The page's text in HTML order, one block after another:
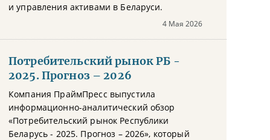
и управления активами в Беларуси.
4 Мая 2026
Потребительский рынок РБ -
2025. Прогноз – 2026
Компания ПраймПресс выпустила
информационно-аналитический обзор
«Потребительский рынок Республики
Беларусь - 2025. Прогноз – 2026», который